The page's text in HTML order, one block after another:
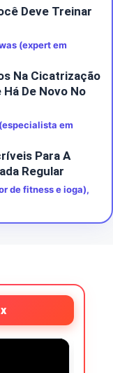
Deve Treinar
(expert em
Na Cicatrização
Há De Novo No
em
Para A
Regular
de fitness e ioga),